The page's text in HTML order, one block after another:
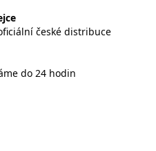
české distribuce
do 24 hodin